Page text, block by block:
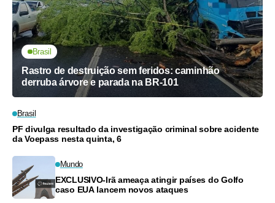
Brasil
Rastro de destruição sem feridos: caminhão
derruba árvore e parada na BR-101
Brasil
PF divulga resultado da investigação criminal sobre acidente
da Voepass nesta quinta, 6
Mundo
EXCLUSIVO-Irã ameaça atingir países do Golfo
caso EUA lancem novos ataques